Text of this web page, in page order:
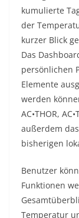
kumulierte
der
kurzer Blick
Das
persönlichen
Elemente
werden
AC•THOR,
außerdem
bisherigen
Benutzer
Funktionen
Temperatur